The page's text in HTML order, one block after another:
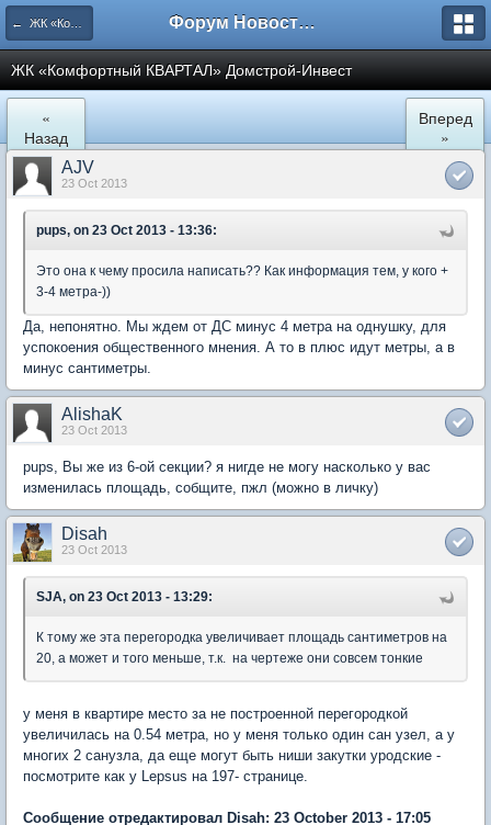
← ЖК «Комфортный КВАРТАЛ» Форум Новостройки
ЖК «Комфортный КВАРТАЛ» Домстрой-Инвест
«
Назад
Вперед
»
AJV
23 Oct 2013
pups, on 23 Oct 2013 - 13:36:
Это она к чему просила написать?? Как информация тем, у кого +
3-4 метра-))
Да, непонятно. Мы ждем от ДС минус 4 метра на однушку, для
успокоения общественного мнения. А то в плюс идут метры, а в
минус сантиметры.
AlishaK
23 Oct 2013
pups, Вы же из 6-ой секции? я нигде не могу насколько у вас
изменилась площадь, собщите, пжл (можно в личку)
Disah
23 Oct 2013
SJA, on 23 Oct 2013 - 13:29:
К тому же эта перегородка увеличивает площадь сантиметров на
20, а может и того меньше, т.к. на чертеже они совсем тонкие
у меня в квартире место за не построенной перегородкой
увеличилась на 0.54 метра, но у меня только один сан узел, а у
многих 2 санузла, да еще могут быть ниши закутки уродские -
посмотрите как у Lepsus на 197- странице.
Сообщение отредактировал Disah: 23 October 2013 - 17:05